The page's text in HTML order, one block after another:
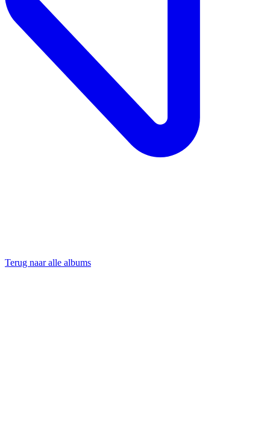
Terug naar alle albums